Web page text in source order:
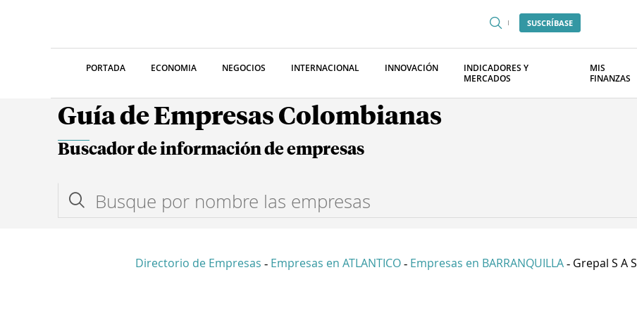
SUSCRÍBASE
PORTADA ECONOMIA NEGOCIOS INTERNACIONAL INNOVACIÓN
INDICADORES Y
MERCADOS
MIS
FINANZAS
Guía de Empresas Colombianas
Buscador de información de empresas
Directorio de Empresas - Empresas en ATLANTICO - Empresas en BARRANQUILLA - Grepal S A S